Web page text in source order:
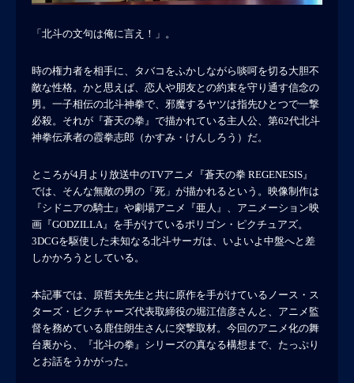
「北斗の文句は俺に言え！」。
時の権力者を相手に、タバコをふかしながら啖呵を切る大胆不
敵な性格。かと思えば、恋人や朋友との約束を守り通す信念の
男。一子相伝の北斗神拳で、邪魔するヤツは指先ひとつで一撃
必殺。それが『蒼天の拳』で描かれている主人公、第62代北斗
神拳伝承者の霞拳志郎（かすみ・けんしろう）だ。
ところが4月より放送中のTVアニメ『蒼天の拳 REGENESIS』
では、そんな無敵の男の「死」が描かれるという。映像制作は
『シドニアの騎士』や劇場アニメ『亜人』、アニメーション映
画『GODZILLA』を手がけているポリゴン・ピクチュアズ。
3DCGを駆使した未知なる北斗サーガは、いよいよ中盤へと差
しかかろうとしている。
本記事では、原哲夫先生と共に原作を手がけているノース・ス
ターズ・ピクチャーズ代表取締役の堀江信彦さんと、アニメ監
督を務めている鹿住朗生さんに突撃取材。今回のアニメ化の舞
台裏から、『北斗の拳』シリーズの真なる構想まで、たっぷり
とお話をうかがった。